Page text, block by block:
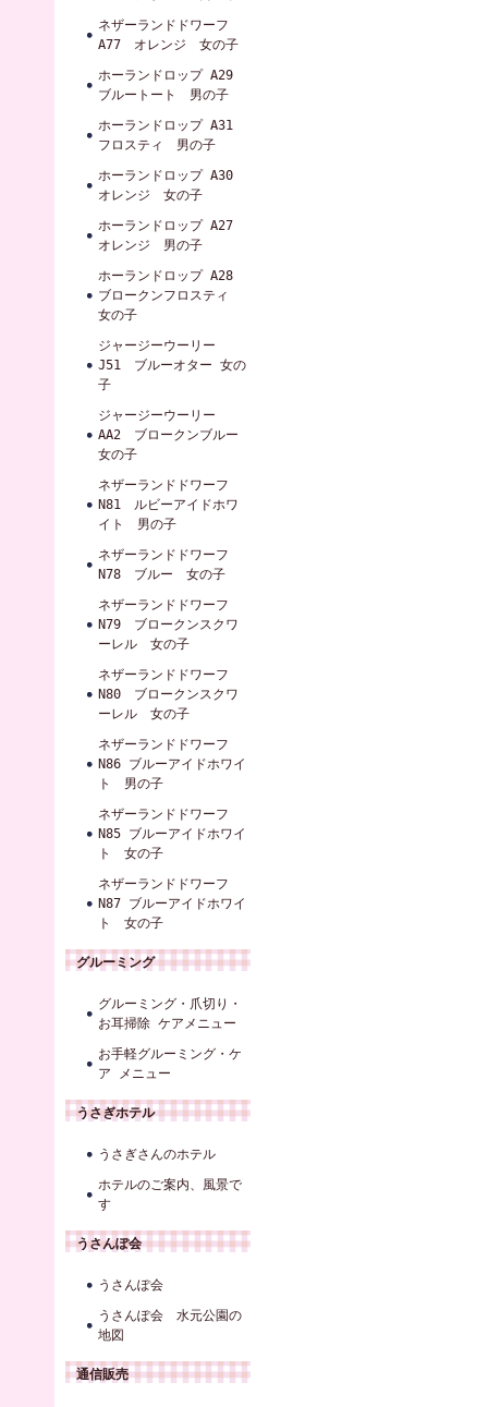
ネザーランドドワーフ
A77 オレンジ 女の子
ホーランドロップ A29
ブルートート 男の子
ホーランドロップ A31
フロスティ 男の子
ホーランドロップ A30
オレンジ 女の子
ホーランドロップ A27
オレンジ 男の子
ホーランドロップ A28
ブロークンフロスティ
女の子
ジャージーウーリー
J51 ブルーオター 女の
子
ジャージーウーリー
AA2 ブロークンブルー
女の子
ネザーランドドワーフ
N81 ルビーアイドホワ
イト 男の子
ネザーランドドワーフ
N78 ブルー 女の子
ネザーランドドワーフ
N79 ブロークンスクワ
ーレル 女の子
ネザーランドドワーフ
N80 ブロークンスクワ
ーレル 女の子
ネザーランドドワーフ
N86 ブルーアイドホワイ
ト 男の子
ネザーランドドワーフ
N85 ブルーアイドホワイ
ト 女の子
ネザーランドドワーフ
N87 ブルーアイドホワイ
ト 女の子
グルーミング
グルーミング・爪切り・
お耳掃除 ケアメニュー
お手軽グルーミング・ケ
ア メニュー
うさぎホテル
うさぎさんのホテル
ホテルのご案内、風景で
す
うさんぽ会
うさんぽ会
うさんぽ会 水元公園の
地図
通信販売